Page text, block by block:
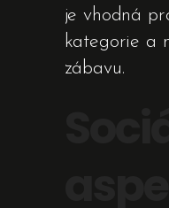
je vhodná
kategorie a
zábavu.